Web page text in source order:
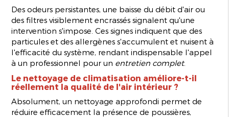
Des odeurs persistantes, une baisse du débit d'air ou
des filtres visiblement encrassés signalent qu'une
intervention s'impose. Ces signes indiquent que des
particules et des allergènes s'accumulent et nuisent à
l'efficacité du système, rendant indispensable l'appel
à un professionnel pour un entretien complet.
Le nettoyage de climatisation améliore-t-il
réellement la qualité de l'air intérieur ?
Absolument, un nettoyage approfondi permet de
réduire efficacement la présence de poussières,